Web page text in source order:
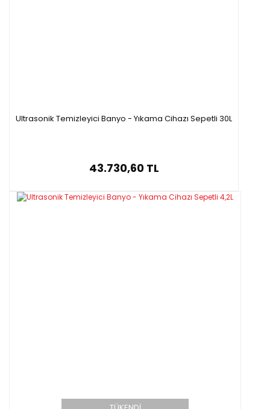
Ultrasonik Temizleyici Banyo - Yıkama Cihazı Sepetli 30L
43.730,60 TL